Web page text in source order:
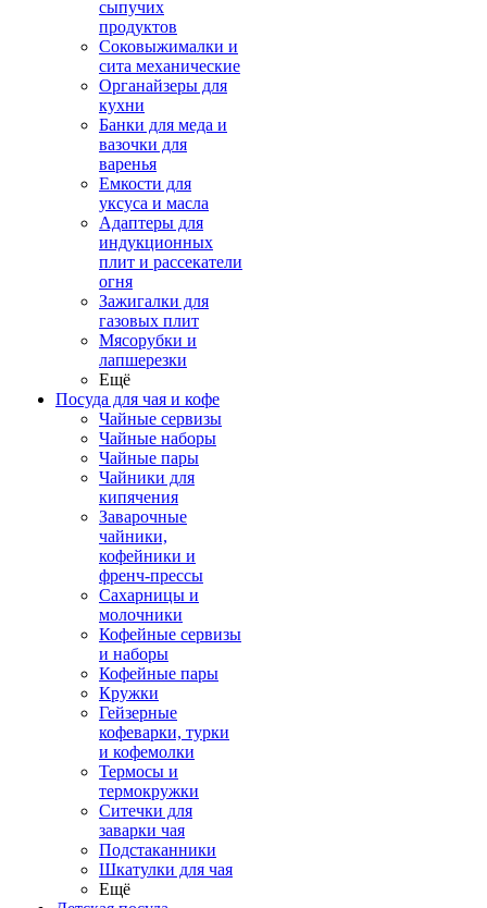
сыпучих
продуктов
Соковыжималки и
сита механические
Органайзеры для
кухни
Банки для меда и
вазочки для
варенья
Емкости для
уксуса и масла
Адаптеры для
индукционных
плит и рассекатели
огня
Зажигалки для
газовых плит
Мясорубки и
лапшерезки
Ещё
Посуда для чая и кофе
Чайные сервизы
Чайные наборы
Чайные пары
Чайники для
кипячения
Заварочные
чайники,
кофейники и
френч-прессы
Сахарницы и
молочники
Кофейные сервизы
и наборы
Кофейные пары
Кружки
Гейзерные
кофеварки, турки
и кофемолки
Термосы и
термокружки
Ситечки для
заварки чая
Подстаканники
Шкатулки для чая
Ещё